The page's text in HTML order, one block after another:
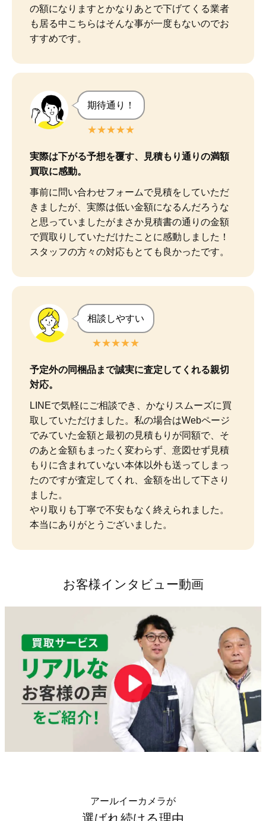
の額になりますとかなりあとで下げてくる業者
も居る中こちらはそんな事が一度もないのでお
すすめです。
期待通り！
★★★★★
実際は下がる予想を覆す、見積もり通りの満額
買取に感動。
事前に問い合わせフォームで見積をしていただ
きましたが、実際は低い金額になるんだろうな
と思っていましたがまさか見積書の通りの金額
で買取りしていただけたことに感動しました！
スタッフの方々の対応もとても良かったです。
相談しやすい
★★★★★
予定外の同梱品まで誠実に査定してくれる親切
対応。
LINEで気軽にご相談でき、かなりスムーズに買
取していただけました。私の場合はWebページ
でみていた金額と最初の見積もりが同額で、そ
のあと金額もまったく変わらず、意図せず見積
もりに含まれていない本体以外も送ってしまっ
たのですが査定してくれ、金額を出して下さり
ました。
やり取りも丁寧で不安もなく終えられました。
本当にありがとうございました。
お客様インタビュー動画
アールイーカメラが
選ばれ続ける理由